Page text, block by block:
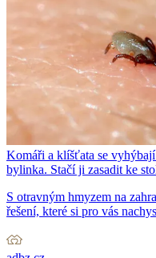
Komáři a klíšťata se vyhýbají
bylinka. Stačí ji zasadit ke
S otravným hmyzem na
řešení, které si pro vás